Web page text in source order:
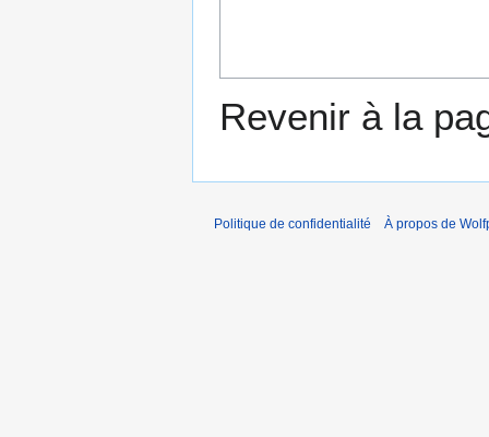
Revenir à la
Politique de confidentialité À propos de